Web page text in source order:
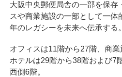
大阪中央郵便局舎の一部を保存
スや商業施設の一部として一体
年のレガシーを未来へ伝承する。
オフィスは11階から27階、商業
ホテルは29階から38階および7
西側6階。